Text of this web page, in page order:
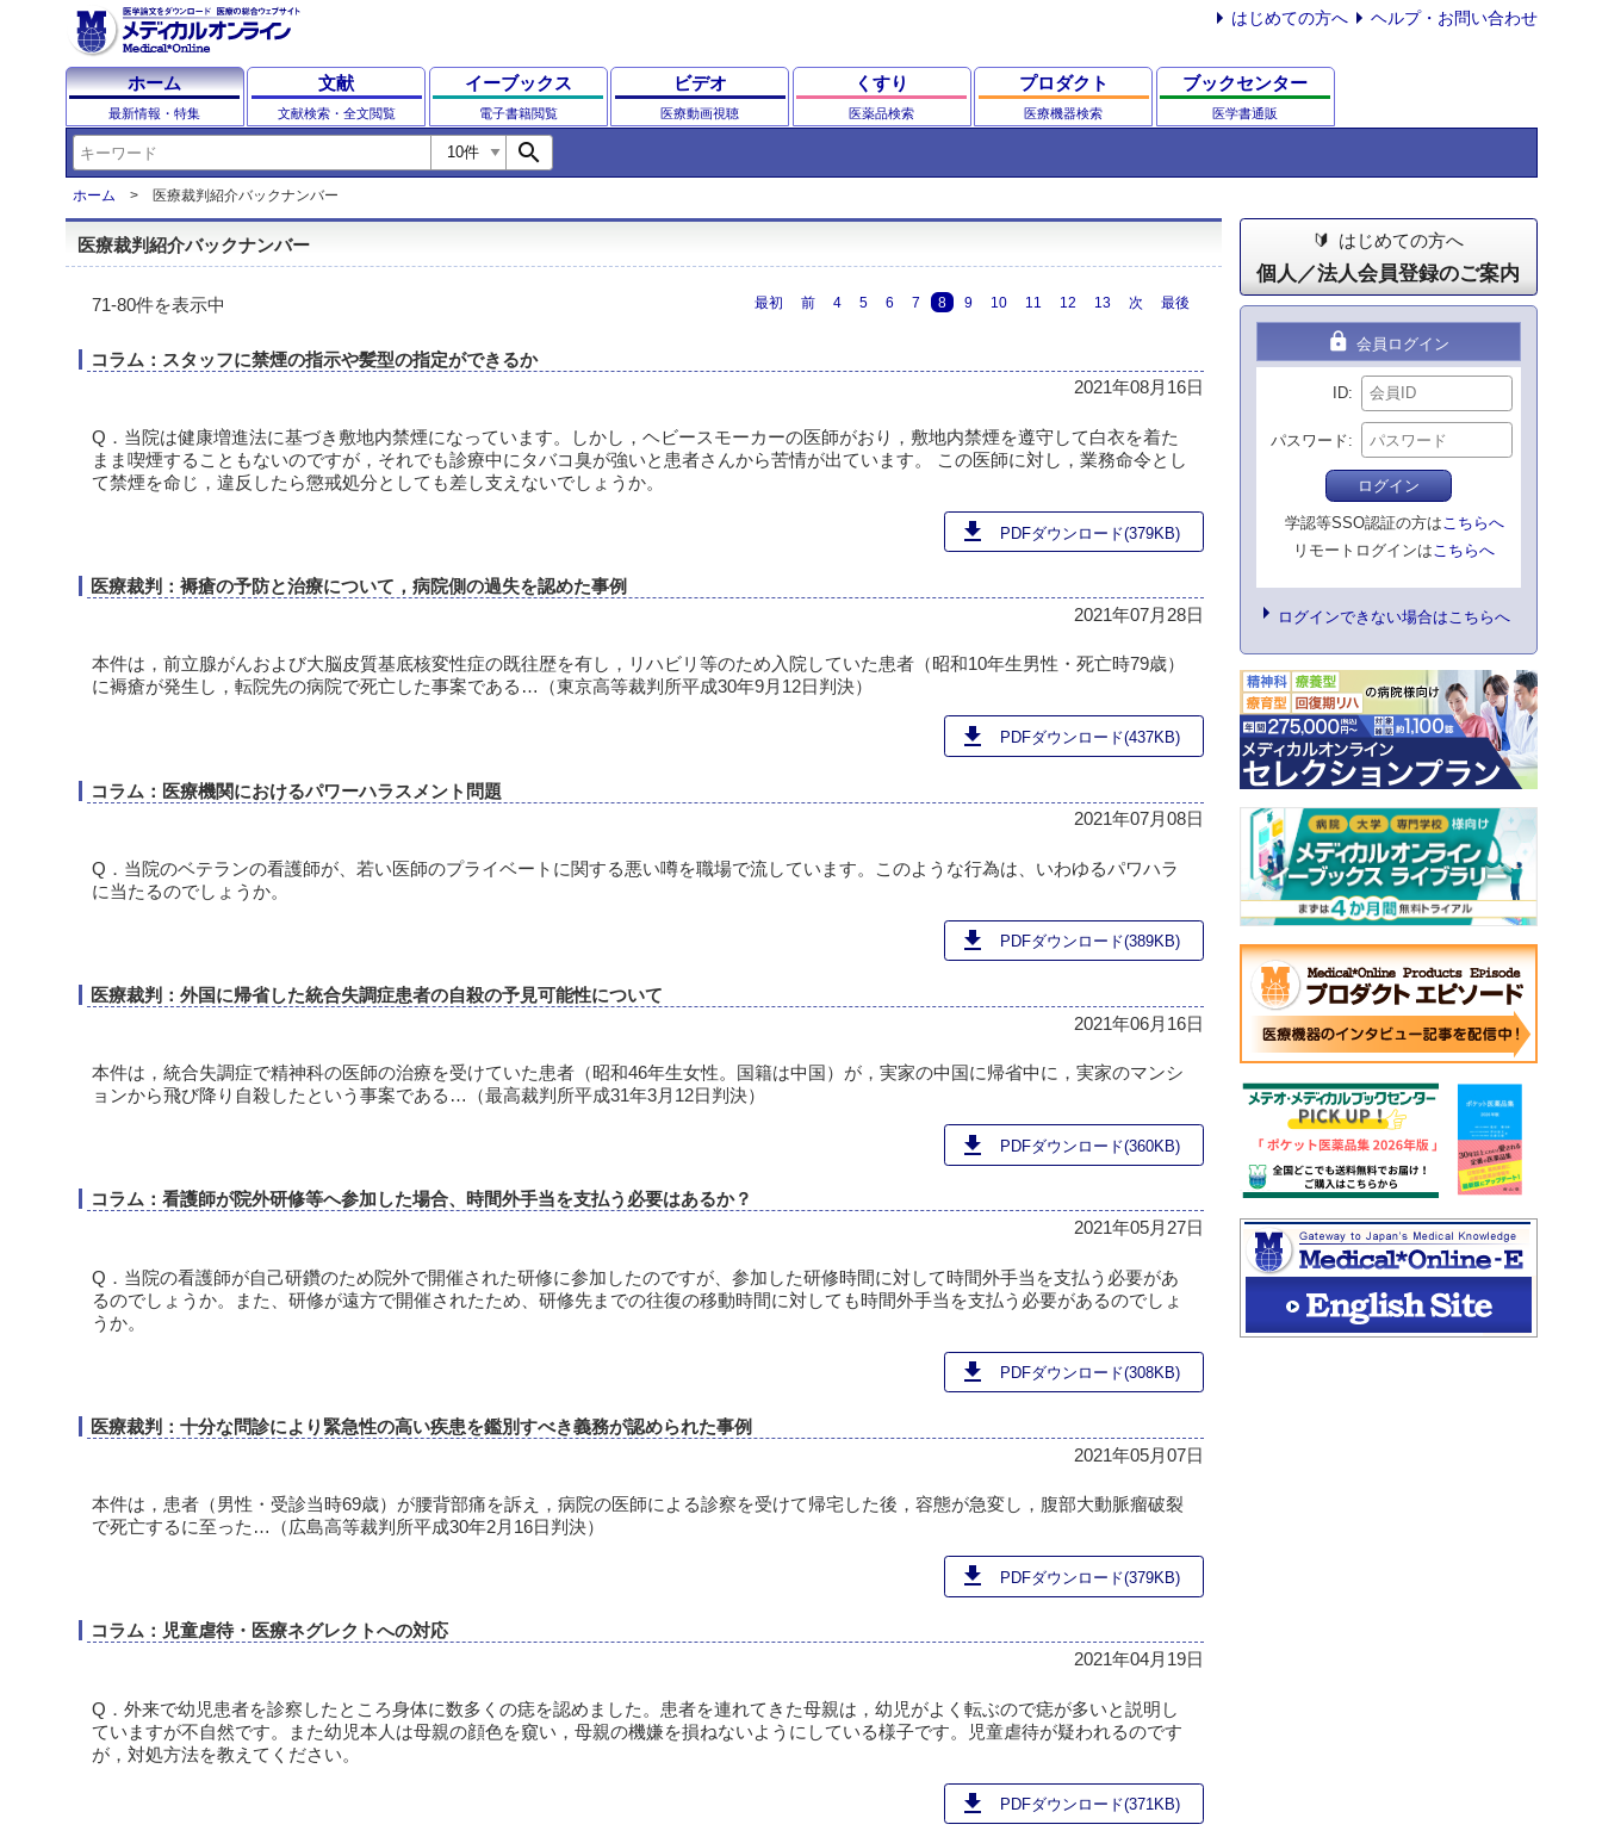
はじめての方へ ヘルプ・お問い合わせ
ホーム
最新情報・特集
文献
文献検索・全文閲覧
イーブックス
電子書籍閲覧
ビデオ
医療動画視聴
くすり
医薬品検索
プロダクト
医療機器検索
ブックセンター
医学書通販
search
ホーム 医療裁判紹介バックナンバー
医療裁判紹介バックナンバー
71-80件を表示中 最初 前 4 5 6 7 8 9 10 11 12 13 次 最後
コラム：スタッフに禁煙の指示や髪型の指定ができるか
2021年08月16日
Q．当院は健康増進法に基づき敷地内禁煙になっています。しかし，ヘビースモーカーの医師がおり，敷地内禁煙を遵守して白衣を着た
まま喫煙することもないのですが，それでも診療中にタバコ臭が強いと患者さんから苦情が出ています。 この医師に対し，業務命令とし
て禁煙を命じ，違反したら懲戒処分としても差し支えないでしょうか。
download PDFダウンロード(379KB)
医療裁判：褥瘡の予防と治療について，病院側の過失を認めた事例
2021年07月28日
本件は，前立腺がんおよび大脳皮質基底核変性症の既往歴を有し，リハビリ等のため入院していた患者（昭和10年生男性・死亡時79歳）
に褥瘡が発生し，転院先の病院で死亡した事案である…（東京高等裁判所平成30年9月12日判決）
download PDFダウンロード(437KB)
コラム：医療機関におけるパワーハラスメント問題
2021年07月08日
Q．当院のベテランの看護師が、若い医師のプライベートに関する悪い噂を職場で流しています。このような行為は、いわゆるパワハラ
に当たるのでしょうか。
download PDFダウンロード(389KB)
医療裁判：外国に帰省した統合失調症患者の自殺の予見可能性について
2021年06月16日
本件は，統合失調症で精神科の医師の治療を受けていた患者（昭和46年生女性。国籍は中国）が，実家の中国に帰省中に，実家のマンシ
ョンから飛び降り自殺したという事案である…（最高裁判所平成31年3月12日判決）
download PDFダウンロード(360KB)
コラム：看護師が院外研修等へ参加した場合、時間外手当を支払う必要はあるか？
2021年05月27日
Q．当院の看護師が自己研鑽のため院外で開催された研修に参加したのですが、参加した研修時間に対して時間外手当を支払う必要があ
るのでしょうか。また、研修が遠方で開催されたため、研修先までの往復の移動時間に対しても時間外手当を支払う必要があるのでしょ
うか。
download PDFダウンロード(308KB)
医療裁判：十分な問診により緊急性の高い疾患を鑑別すべき義務が認められた事例
2021年05月07日
本件は，患者（男性・受診当時69歳）が腰背部痛を訴え，病院の医師による診察を受けて帰宅した後，容態が急変し，腹部大動脈瘤破裂
で死亡するに至った…（広島高等裁判所平成30年2月16日判決）
download PDFダウンロード(379KB)
コラム：児童虐待・医療ネグレクトへの対応
2021年04月19日
Q．外来で幼児患者を診察したところ身体に数多くの痣を認めました。患者を連れてきた母親は，幼児がよく転ぶので痣が多いと説明し
ていますが不自然です。また幼児本人は母親の顔色を窺い，母親の機嫌を損ねないようにしている様子です。児童虐待が疑われるのです
が，対処方法を教えてください。
download PDFダウンロード(371KB)
はじめての方へ
個人／法人会員登録のご案内
lock 会員ログイン
ID
パスワード
ログイン
学認等SSO認証の方はこちらへ
リモートログインはこちらへ
ログインできない場合はこちらへ